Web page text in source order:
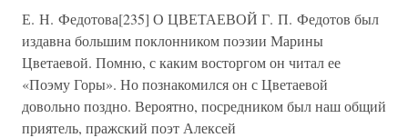
Е. Н. Федотова[235] О ЦВЕТАЕВОЙ Г. П. Федотов был
издавна большим поклонником поэзии Марины
Цветаевой. Помню, с каким восторгом он читал ее
«Поэму Горы». Но познакомился он с Цветаевой
довольно поздно. Вероятно, посредником был наш общий
приятель, пражский поэт Алексей